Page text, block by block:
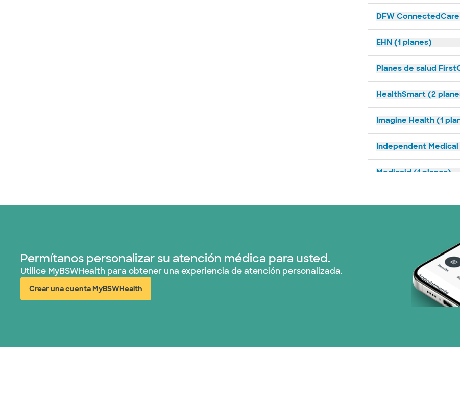
DFW
EHN (1 planes)
Planes de salud
HealthSmart (2
Imagine Health (1
Independent
Medicaid (1 planes)
Nebraska Furniture
Red PHCS (1 planes)
Three Rivers
Permítanos personalizar su atención médica para usted.
Utilice MyBSWHealth para obtener una experiencia de atención personalizada.
Crear una cuenta MyBSWHealth
(abre en ventana nueva)